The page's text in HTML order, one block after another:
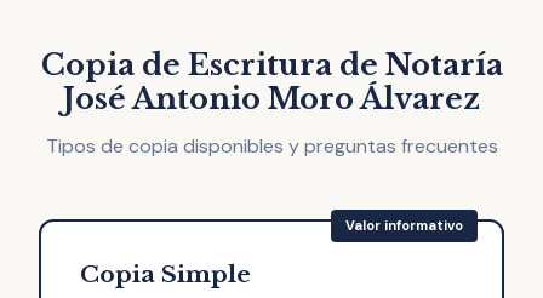
Copia de Escritura de Notaría
José Antonio Moro Álvarez
Tipos de copia disponibles y preguntas frecuentes
Copia Simple